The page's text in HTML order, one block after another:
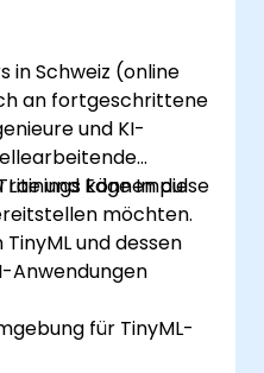
in Schweiz (online
an fortgeschrittene
und KI-
und Edge Impulse
möchten.
können die
und dessen
Anwendungen
für TinyML-